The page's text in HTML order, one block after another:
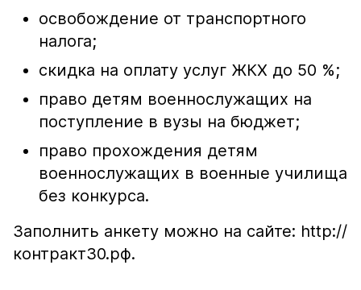
освобождение от транспортного
налога;
скидка на оплату услуг ЖКХ до 50 %;
право детям военнослужащих на
поступление в вузы на бюджет;
право прохождения детям
военнослужащих в военные училища
без конкурса.
Заполнить анкету можно на сайте: http://
контракт30.рф.